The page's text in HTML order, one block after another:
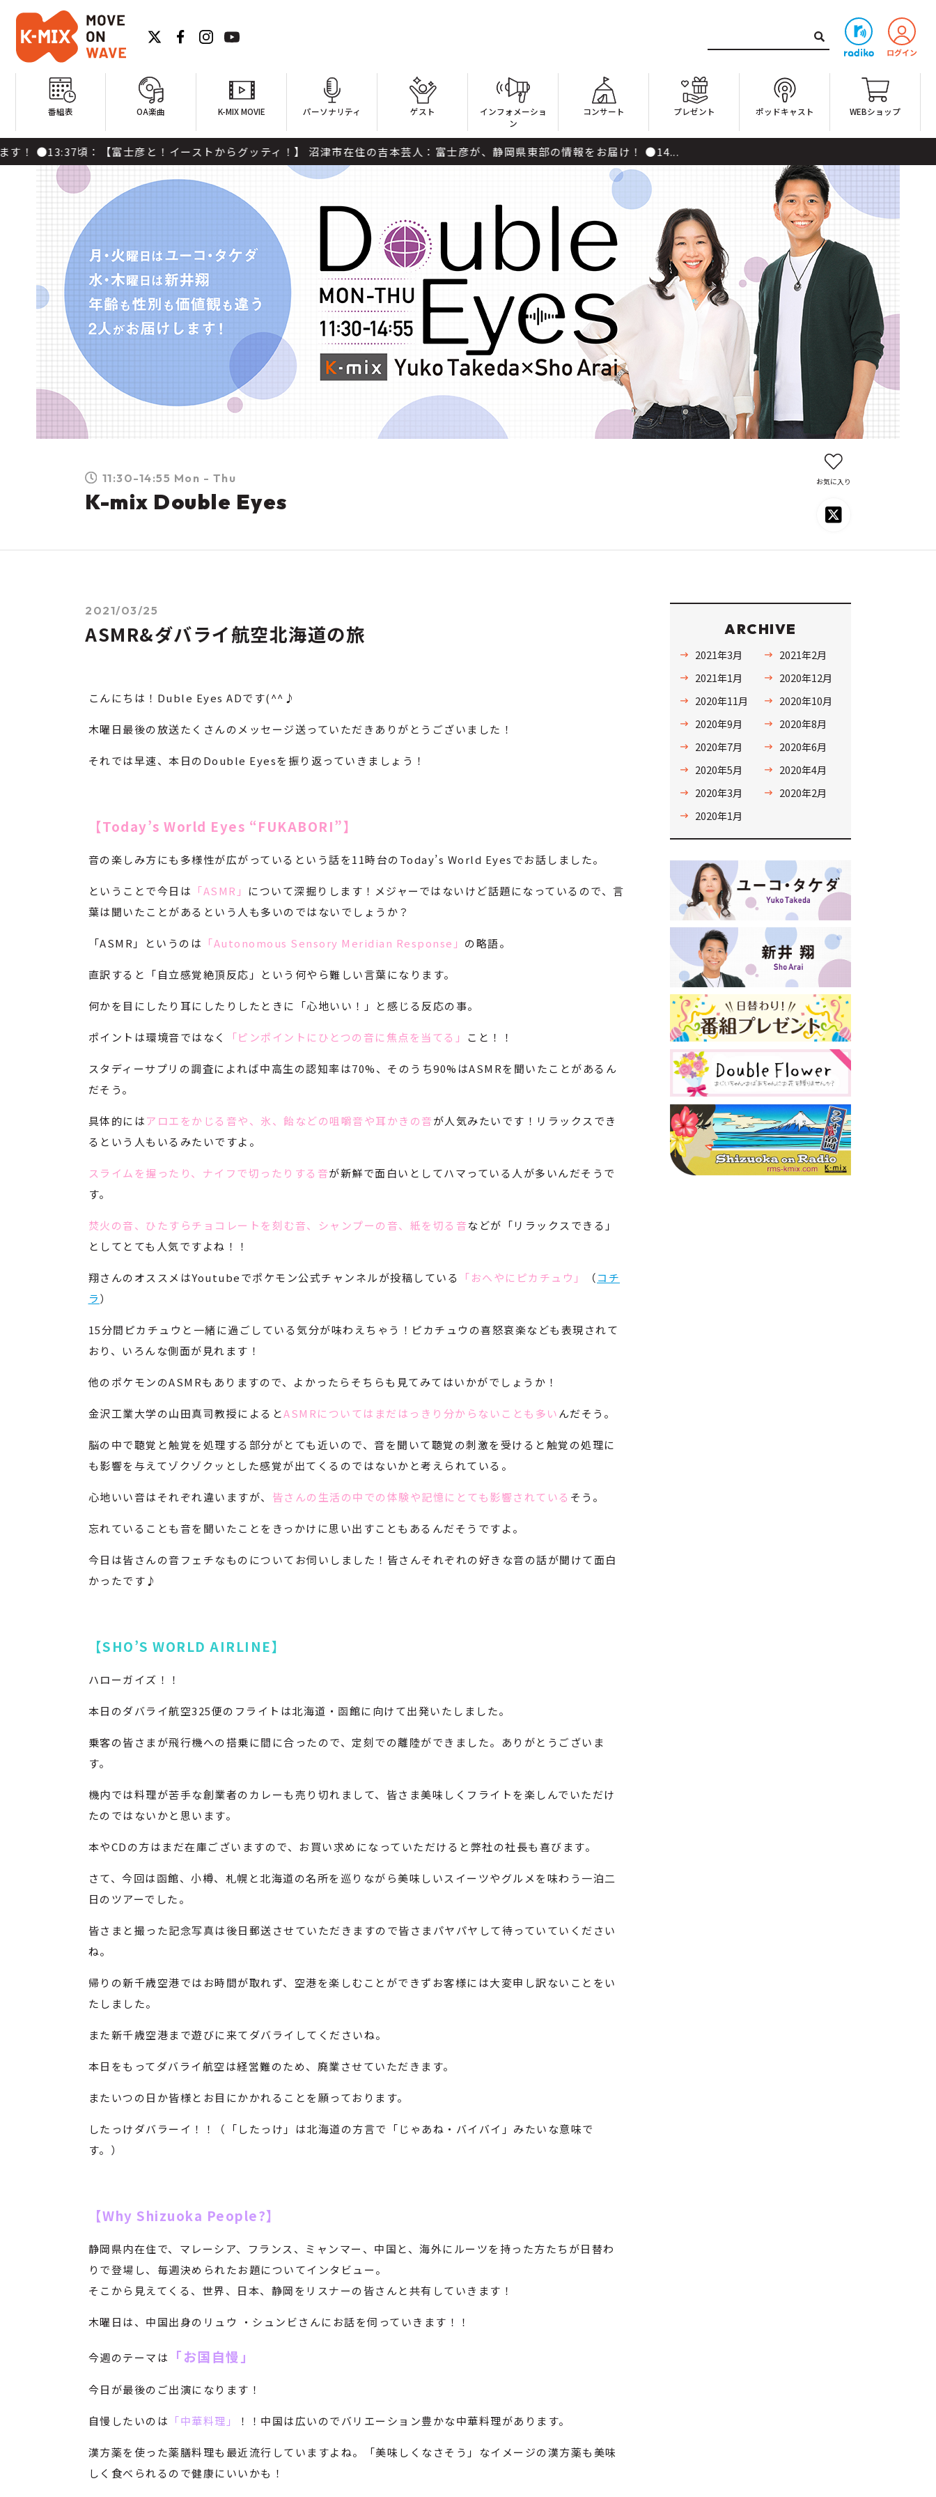
番組表 OA楽曲 K-MIX MOVIE パーソナリティ ゲスト
インフォメーショ
ン
コンサート プレゼント ポッドキャスト WEBショップ
彦と！イーストからグッティ！】 沼津市在住の吉本芸人：富士彦が、静岡県東部の情報をお届け！ ●14...
11:30-14:55 Mon - Thu
K-mix Double Eyes
お気に入り
2021/03/25
ASMR&ダバライ航空北海道の旅
こんにちは！Duble Eyes ADです(^^♪
木曜日最後の放送たくさんのメッセージ送っていただきありがとうございました！
それでは早速、本日のDouble Eyesを振り返っていきましょう！
【Today’s World Eyes “FUKABORI”】
音の楽しみ方にも多様性が広がっているという話を11時台のToday’s World Eyesでお話しました。
ということで今日は 「ASMR」 について深掘りします！メジャーではないけど話題になっているので、言
葉は聞いたことがあるという人も多いのではないでしょうか？
「ASMR」というのは 「Autonomous Sensory Meridian Response」 の略語。
直訳すると「自立感覚絶頂反応」という何やら難しい言葉になります。
何かを目にしたり耳にしたりしたときに「心地いい！」と感じる反応の事。
ポイントは環境音ではなく 「ピンポイントにひとつの音に焦点を当てる」 こと！！
スタディーサプリの調査によれば中高生の認知率は70%、そのうち90%はASMRを聞いたことがあるん
だそう。
具体的にはアロエをかじる音や、氷、飴などの咀嚼音や耳かきの音が人気みたいです！リラックスでき
るという人もいるみたいですよ。
スライムを握ったり、ナイフで切ったりする音が新鮮で面白いとしてハマっている人が多いんだそうで
す。
焚火の音、ひたすらチョコレートを刻む音、シャンプーの音、紙を切る音などが「リラックスできる」
としてとても人気ですよね！！
翔さんのオススメはYoutubeでポケモン公式チャンネルが投稿している 「おへやにピカチュウ」 （コチ
ラ）
15分間ピカチュウと一緒に過ごしている気分が味わえちゃう！ピカチュウの喜怒哀楽なども表現されて
おり、いろんな側面が見れます！
他のポケモンのASMRもありますので、よかったらそちらも見てみてはいかがでしょうか！
金沢工業大学の山田真司教授によるとASMRについてはまだはっきり分からないことも多いんだそう。
脳の中で聴覚と触覚を処理する部分がとても近いので、音を聞いて聴覚の刺激を受けると触覚の処理に
も影響を与えてゾクゾクッとした感覚が出てくるのではないかと考えられている。
心地いい音はそれぞれ違いますが、 皆さんの生活の中での体験や記憶にとても影響されている そう。
忘れていることも音を聞いたことをきっかけに思い出すこともあるんだそうですよ。
今日は皆さんの音フェチなものについてお伺いしました！皆さんそれぞれの好きな音の話が聞けて面白
かったです♪
【SHO’S WORLD AIRLINE】
ハローガイズ！！
本日のダバライ航空325便のフライトは北海道・函館に向けて出発いたしました。
乗客の皆さまが飛行機への搭乗に間に合ったので、定刻での離陸ができました。ありがとうございま
す。
機内では料理が苦手な創業者のカレーも売り切れまして、皆さま美味しくフライトを楽しんでいただけ
たのではないかと思います。
本やCDの方はまだ在庫ございますので、お買い求めになっていただけると弊社の社長も喜びます。
さて、今回は函館、小樽、札幌と北海道の名所を巡りながら美味しいスイーツやグルメを味わう一泊二
日のツアーでした。
皆さまと撮った記念写真は後日郵送させていただきますので皆さまパヤパヤして待っていていください
ね。
帰りの新千歳空港ではお時間が取れず、空港を楽しむことができずお客様には大変申し訳ないことをい
たしました。
また新千歳空港まで遊びに来てダバライしてくださいね。
本日をもってダバライ航空は経営難のため、廃業させていただきます。
またいつの日か皆様とお目にかかれることを願っております。
したっけダバラーイ！！（「したっけ」は北海道の方言で「じゃあね・バイバイ」みたいな意味で
す。）
【Why Shizuoka People?】
静岡県内在住で、マレーシア、フランス、ミャンマー、中国と、海外にルーツを持った方たちが日替わ
りで登場し、毎週決められたお題についてインタビュー。
そこから見えてくる、世界、日本、静岡をリスナーの皆さんと共有していきます！
木曜日は、中国出身のリュウ ・シュンビさんにお話を伺っていきます！！
今週のテーマは 「お国自慢」
今日が最後のご出演になります！
自慢したいのは 「中華料理」 ！！中国は広いのでバリエーション豊かな中華料理があります。
漢方薬を使った薬膳料理も最近流行していますよね。「美味しくなさそう」なイメージの漢方薬も美味
しく食べられるので健康にいいかも！
ARCHIVE
2021年3月
2021年2月
2021年1月
2020年12月
2020年11月
2020年10月
2020年9月
2020年8月
2020年7月
2020年6月
2020年5月
2020年4月
2020年3月
2020年2月
2020年1月